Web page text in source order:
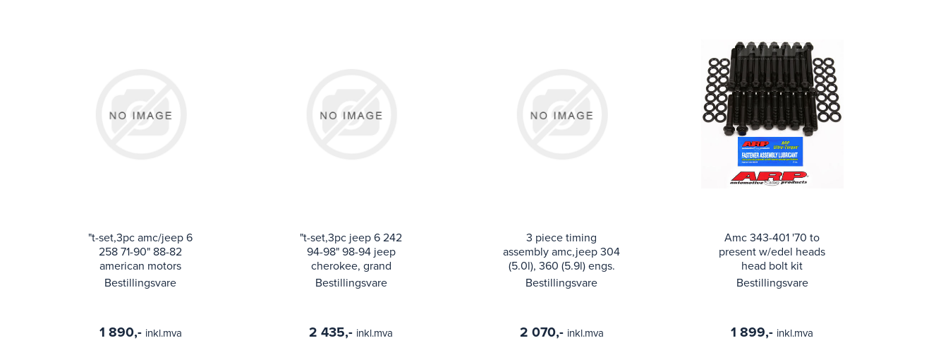
"t-set,3pc amc/jeep 6
258 71-90" 88-82
american motors
concord, eagle, spirit,
Bestillingsvare
1 890,- inkl.mva
"t-set,3pc jeep 6 242
94-98" 98-94 jeep
cherokee, grand
cherokee, tj, wrangler,
Bestillingsvare
2 435,- inkl.mva
3 piece timing
assembly amc,jeep 304
(5.0l), 360 (5.9l) engs.
(1981-92)
Bestillingsvare
2 070,- inkl.mva
Amc 343-401 '70 to
present w/edel heads
head bolt kit
Bestillingsvare
1 899,- inkl.mva